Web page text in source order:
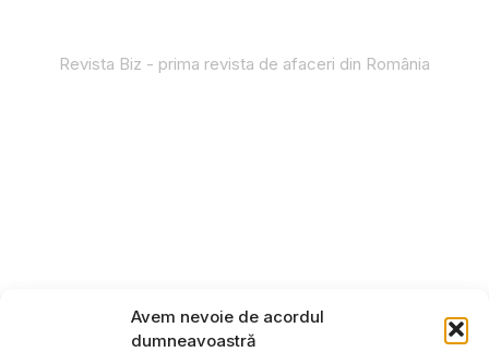
Avem nevoie de acordul
dumneavoastră
Revista Biz - prima revista de afaceri din România